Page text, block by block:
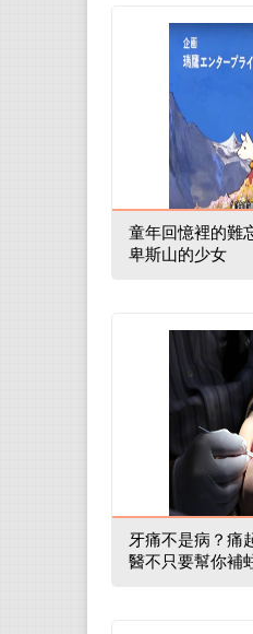
童年回憶裡的難
卑斯山的少女
牙痛不是病？痛
醫不只要幫你補